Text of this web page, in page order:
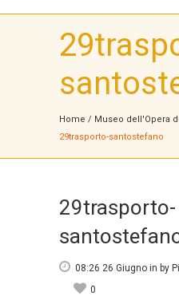
Home / Museo dell'Opera
29trasporto-santostefano
29trasporto-
08:26 26 Giugno in by
0